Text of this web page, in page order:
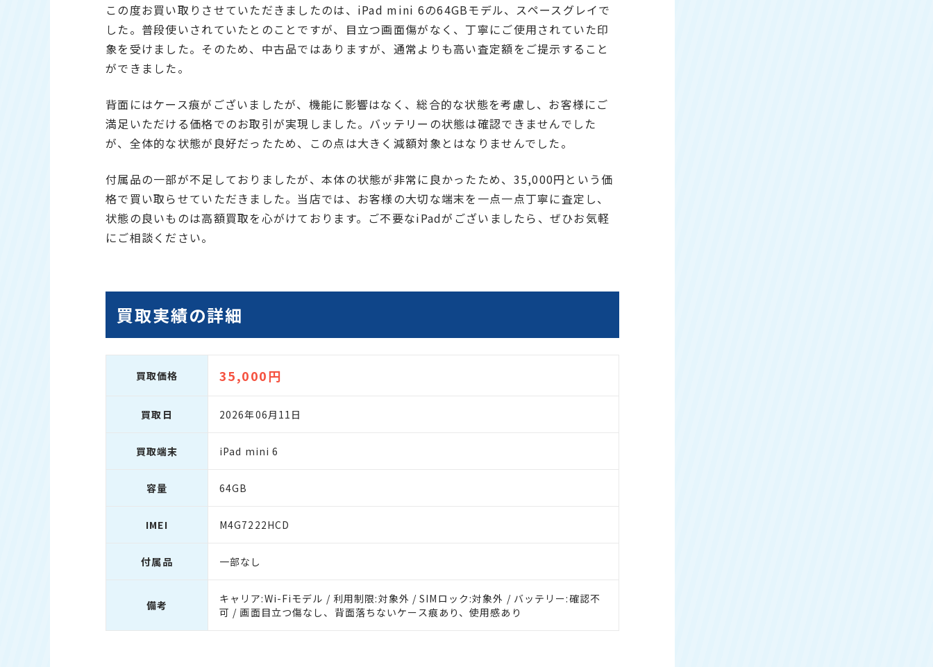
この度お買い取りさせていただきましたのは、iPad mini 6の64GBモデル、スペースグレイで
した。普段使いされていたとのことですが、目立つ画面傷がなく、丁寧にご使用されていた印
象を受けました。そのため、中古品ではありますが、通常よりも高い査定額をご提示すること
ができました。
背面にはケース痕がございましたが、機能に影響はなく、総合的な状態を考慮し、お客様にご
満足いただける価格でのお取引が実現しました。バッテリーの状態は確認できませんでした
が、全体的な状態が良好だったため、この点は大きく減額対象とはなりませんでした。
付属品の一部が不足しておりましたが、本体の状態が非常に良かったため、35,000円という価
格で買い取らせていただきました。当店では、お客様の大切な端末を一点一点丁寧に査定し、
状態の良いものは高額買取を心がけております。ご不要なiPadがございましたら、ぜひお気軽
にご相談ください。
買取実績の詳細
買取価格 35,000円
買取日 2026年06月11日
買取端末 iPad mini 6
容量 64GB
IMEI M4G7222HCD
付属品 一部なし
備考
キャリア:Wi-Fiモデル / 利用制限:対象外 / SIMロック:対象外 / バッテリー:確認不
可 / 画面目立つ傷なし、背面落ちないケース痕あり、使用感あり